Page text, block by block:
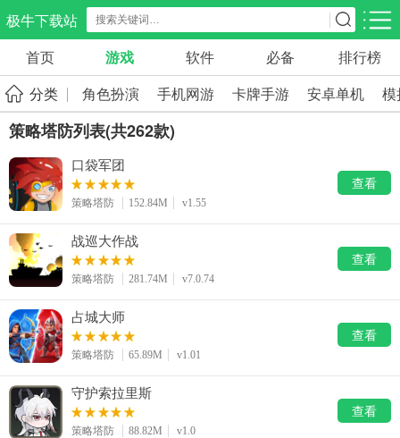
极牛下载站
应用分类 游戏分类
生活服务
297款应用
电商购物
86款应用
教育学习
气象交通
84款应用
475款应用
摄影美化
社交聊天
183款应用
437款应用
移动办公
新闻阅读
43款应用
54款应用
媒体影音
系统工具
643款应用
53款应用
ai工具
334款应用
首页 游戏 软件 必备
排行榜
分类
角色扮演 手机网游 卡牌手游 安卓单机 模
策略塔防列表(共262款)
口袋军团
策略塔防 152.84M v1.55
查看
战巡大作战
策略塔防 281.74M v7.0.74
查看
占城大师
策略塔防 65.89M v1.01
查看
守护索拉里斯
策略塔防 88.82M v1.0
查看